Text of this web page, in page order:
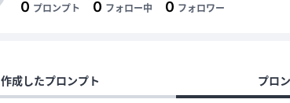
0 プロンプト 0 フォロー中 0 フォロワー
作成したプロンプト プロ